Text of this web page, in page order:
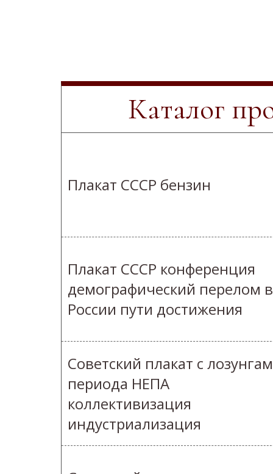
Каталог
Плакат СССР бензин
Плакат СССР конференция
демографический перелом в
России пути достижения
Советский плакат с
периода НЕПА
коллективизация
индустриализация